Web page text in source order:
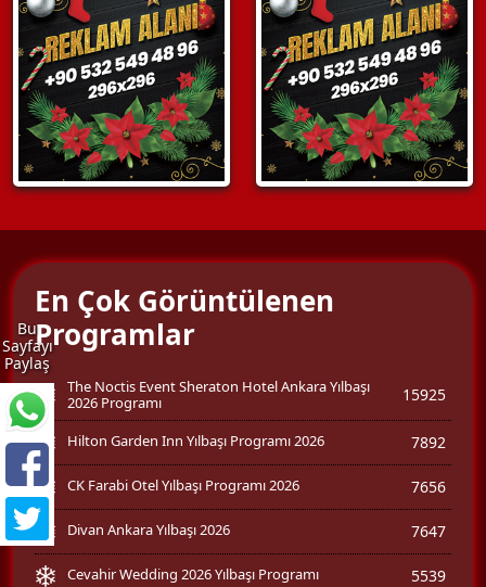
Bu
Sayfayı
Paylaş
En Çok Görüntülenen
Programlar
The Noctis Event Sheraton Hotel Ankara Yılbaşı
2026 Programı
15925
Hilton Garden Inn Yılbaşı Programı 2026 7892
CK Farabi Otel Yılbaşı Programı 2026 7656
Divan Ankara Yılbaşı 2026 7647
Cevahir Wedding 2026 Yılbaşı Programı 5539